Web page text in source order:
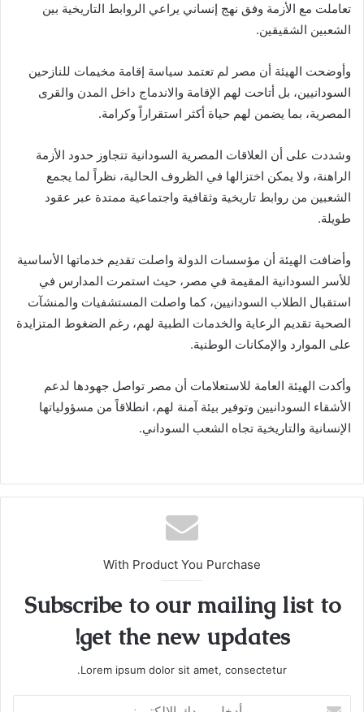
تعاملت مع الأزمة وفق نهج إنساني يراعي الروابط التاريخية بين
الشعبين الشقيقين.
وأوضحت الهيئة أن مصر لم تعتمد سياسة إقامة مخيمات للنازحين
السودانيين، بل أتاحت لهم الإقامة والاندماج داخل المدن والقرى
المصرية، بما يضمن لهم حياة أكثر استقراراً وكرامة.
وشددت على أن العلاقات المصرية السودانية تتجاوز حدود الأزمة
الراهنة، ولا يمكن اختزالها في الظروف الحالية، نظراً لما يجمع
الشعبين من روابط تاريخية وثقافية واجتماعية ممتدة عبر عقود
طويلة.
وأضافت الهيئة أن مؤسسات الدولة واصلت تقديم خدماتها الأساسية
للأسر السودانية المقيمة في مصر، حيث استمرت المدارس في
استقبال الطلاب السودانيين، كما واصلت المستشفيات والمنشآت
الصحية تقديم الرعاية والخدمات الطبية لهم، رغم الضغوط المتزايدة
على الموارد والإمكانات الوطنية.
وأكدت الهيئة العامة للاستعلامات أن مصر تواصل جهودها لدعم
الأشقاء السودانيين وتوفير بيئة آمنة لهم، انطلاقاً من مسؤولياتها
الإنسانية والتاريخية تجاه الشعب السوداني.
With Product You Purchase
Subscribe to our mailing list to
get the new updates!
Lorem ipsum dolor sit amet, consectetur.